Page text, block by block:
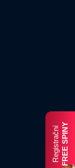
RegistračníFREE SPINY